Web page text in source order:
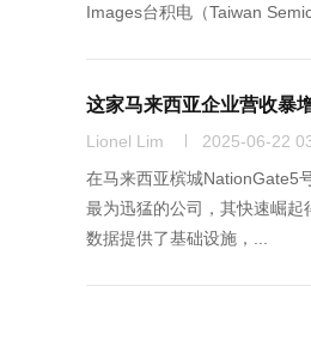
Images台积电（Taiwan
这家马来西亚企业营收暴
Lionel Lim 2025-06-22
在马来西亚槟城NationGate5
最为迅猛的公司，其快速崛
数据提供了基础设施，...